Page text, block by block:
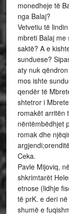
monedheje të
nga Balaj?
Vetvetiu të
mbreti Balaj me
saktë? A e
sunduese?
aty nuk
mos ishte
qendër të
shtetror i
romakët arritën
nëntëmbëdhjet
romak dhe
Ceka.
Pavle Mijoviq,
shkrimtarët
etnose (lidhje
të prK. e deri
shumë e